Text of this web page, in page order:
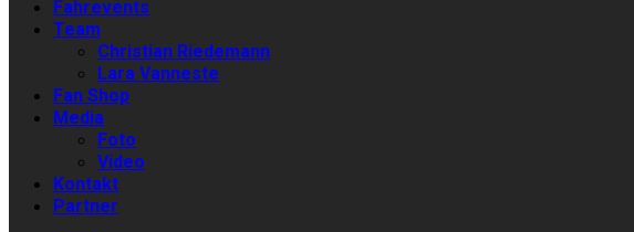
Fahrevents
Team
Christian Riedemann
Lara Vanneste
Fan Shop
Media
Foto
Video
Kontakt
Partner